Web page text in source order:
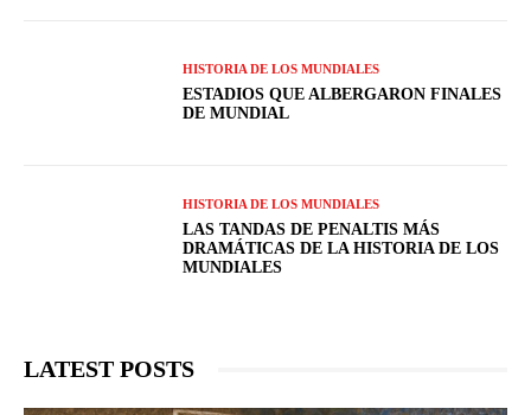
HISTORIA DE LOS MUNDIALES
ESTADIOS QUE ALBERGARON FINALES
DE MUNDIAL
HISTORIA DE LOS MUNDIALES
LAS TANDAS DE PENALTIS MÁS
DRAMÁTICAS DE LA HISTORIA DE LOS
MUNDIALES
LATEST POSTS